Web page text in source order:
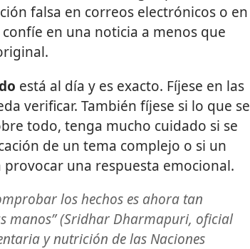
falsa en correos electrónicos o en
en una noticia a menos que
está al día y es exacto. Fíjese en las
verificar. También fíjese si lo que se
todo, tenga mucho cuidado si se
de un tema complejo o si un
una respuesta emocional.
los hechos es ahora tan
manos” (Sridhar Dharmapuri, oficial
y nutrición de las Naciones